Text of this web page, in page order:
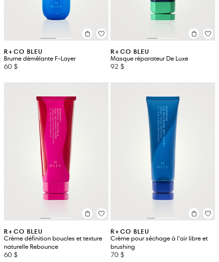
R+CO BLEU
Brume démêlante F-Layer
60 $
R+CO BLEU
Masque réparateur De Luxe
92 $
R+CO BLEU
Crème définition boucles et texture
naturelle Rebounce
60 $
R+CO BLEU
Crème pour séchage à l’air libre et
brushing
70 $